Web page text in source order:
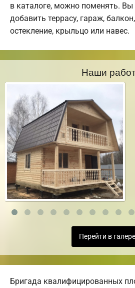
в каталоге, можно поменять.
добавить террасу, гараж,
остекление, крыльцо или навес.
Наши
Перейти в
Бригада квалифицированных